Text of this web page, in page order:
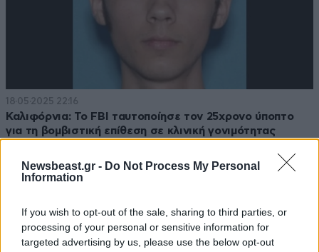
Newsbeast.gr - Do Not Process My Personal
Information
If you wish to opt-out of the sale, sharing to third parties, or
processing of your personal or sensitive information for
targeted advertising by us, please use the below opt-out
18·05·2025 22:16
Καλιφόρνια: Το FBI ταυτοποίησε τον 25χρονο ύποπτο
για τη βομβιστική επίθεση σε κλινική γονιμότητας